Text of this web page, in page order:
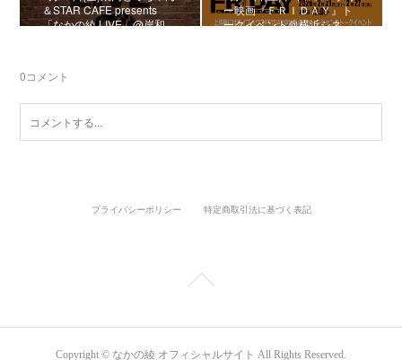
＆STAR CAFE presents
「なかの綾 LIVE」@岸和…
ー映画『ＦＲＩＤＡＹ』ト
ークイベント＠横浜シネ…
0コメント
プライバシーポリシー 特定商取引法に基づく表記
Copyright © なかの綾 オフィシャルサイト All Rights Reserved.